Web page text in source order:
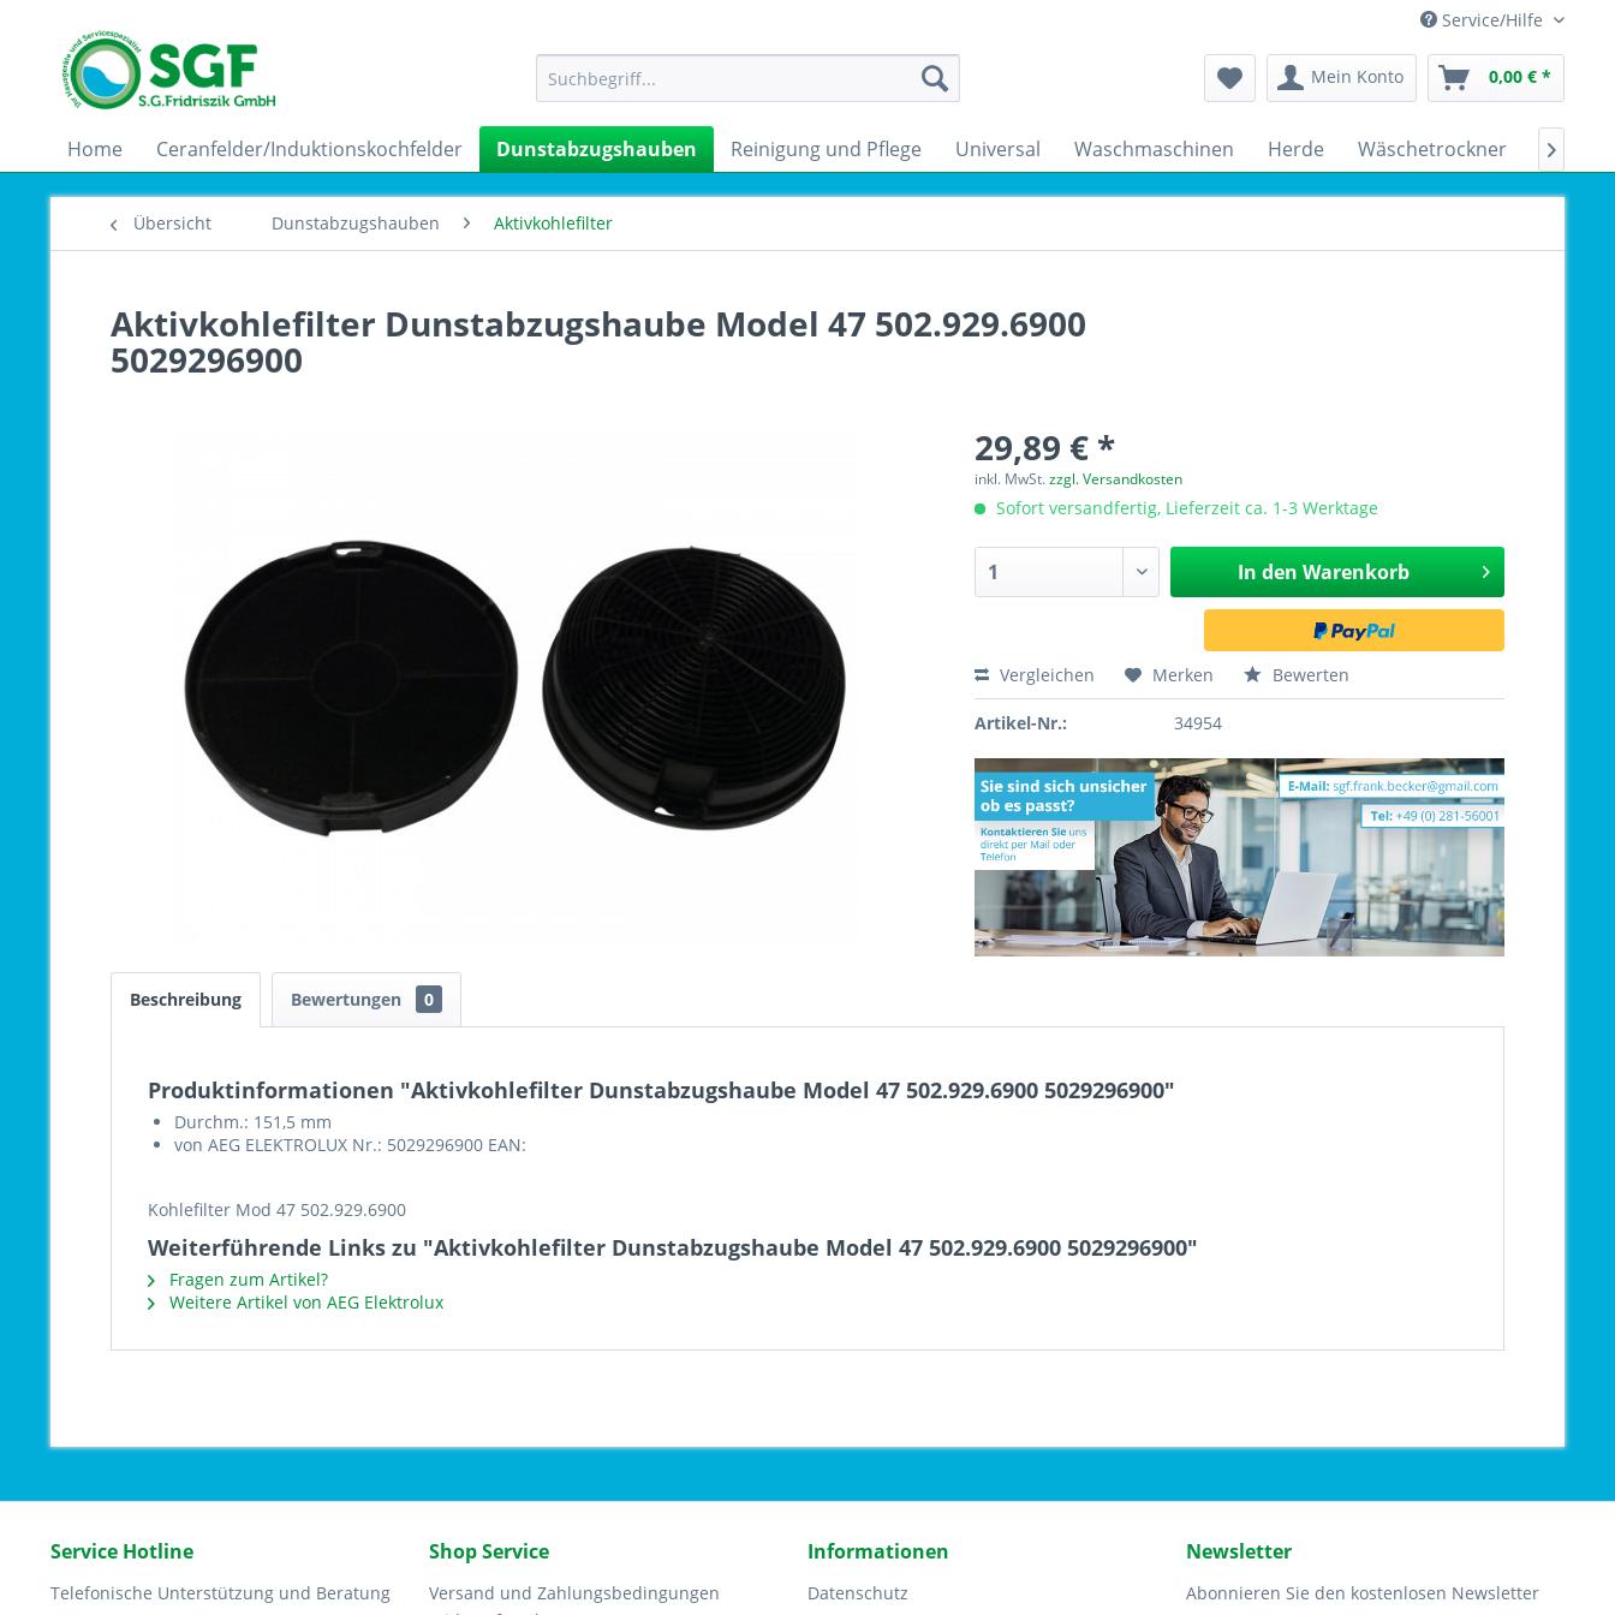
Service/Hilfe
Mein Konto 0,00 € *
Home Ceranfelder/Induktionskochfelder Dunstabzugshauben Reinigung und Pflege Universal Waschmaschinen Herde Wäschetrockner 
Übersicht Dunstabzugshauben Aktivkohlefilter
Aktivkohlefilter Dunstabzugshaube Model 47 502.929.6900
5029296900
29,89 € *
inkl. MwSt.zzgl. Versandkosten
Sofort versandfertig, Lieferzeit ca. 1-3 Werktage
In den Warenkorb
Vergleichen Merken Bewerten
Artikel-Nr.: 34954
Beschreibung Bewertungen 0
Produktinformationen "Aktivkohlefilter Dunstabzugshaube Model 47 502.929.6900 5029296900"
Durchm.: 151,5 mm
von AEG ELEKTROLUX Nr.: 5029296900 EAN:
Kohlefilter Mod 47 502.929.6900
Weiterführende Links zu "Aktivkohlefilter Dunstabzugshaube Model 47 502.929.6900 5029296900"
Fragen zum Artikel?
Weitere Artikel von AEG Elektrolux
Service Hotline
Telefonische Unterstützung und Beratung
Shop Service
Versand und Zahlungsbedingungen
Informationen
Datenschutz
Newsletter
Abonnieren Sie den kostenlosen Newsletter